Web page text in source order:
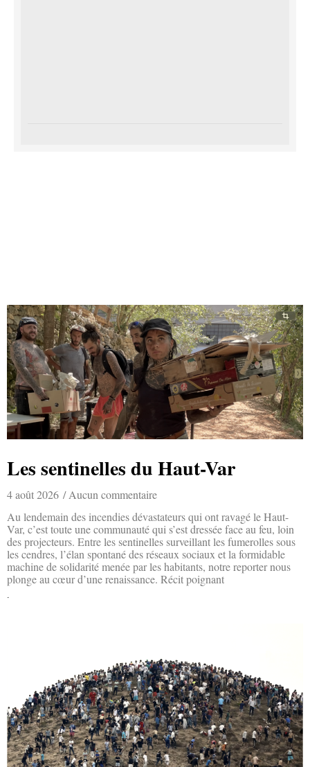
Les sentinelles du Haut-Var
4 août 2026
Aucun commentaire
Au lendemain des incendies dévastateurs qui ont ravagé le Haut-
Var, c’est toute une communauté qui s’est dressée face au feu, loin
des projecteurs. Entre les sentinelles surveillant les fumerolles sous
les cendres, l’élan spontané des réseaux sociaux et la formidable
machine de solidarité menée par les habitants, notre reporter nous
plonge au cœur d’une renaissance. Récit poignant